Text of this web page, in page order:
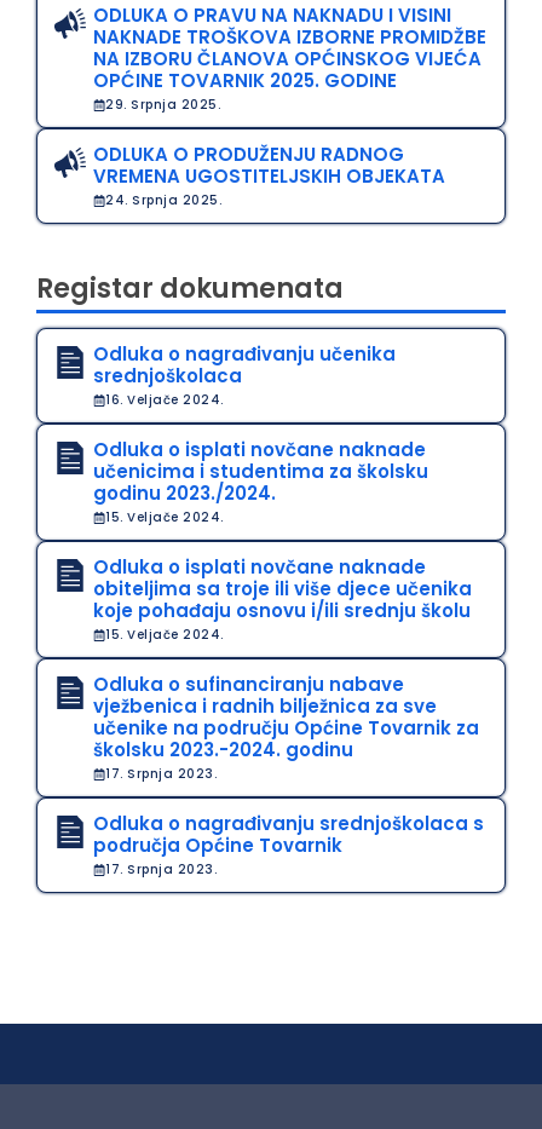
ODLUKA O PRAVU NA NAKNADU I VISINI
NAKNADE TROŠKOVA IZBORNE PROMIDŽBE
NA IZBORU ČLANOVA OPĆINSKOG VIJEĆA
OPĆINE TOVARNIK 2025. GODINE
29. Srpnja 2025.
ODLUKA O PRODUŽENJU RADNOG
VREMENA UGOSTITELJSKIH OBJEKATA
24. Srpnja 2025.
Registar dokumenata
Odluka o nagrađivanju učenika
srednjoškolaca
16. Veljače 2024.
Odluka o isplati novčane naknade
učenicima i studentima za školsku
godinu 2023./2024.
15. Veljače 2024.
Odluka o isplati novčane naknade
obiteljima sa troje ili više djece učenika
koje pohađaju osnovu i/ili srednju školu
15. Veljače 2024.
Odluka o sufinanciranju nabave
vježbenica i radnih bilježnica za sve
učenike na području Općine Tovarnik za
školsku 2023.-2024. godinu
17. Srpnja 2023.
Odluka o nagrađivanju srednjoškolaca s
područja Općine Tovarnik
17. Srpnja 2023.